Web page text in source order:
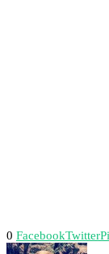
0 FacebookTwitter